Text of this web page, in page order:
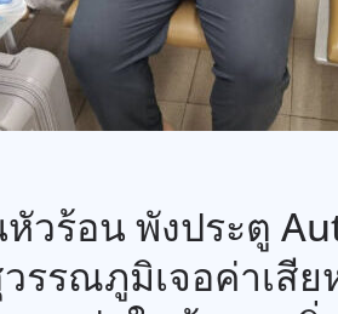
วร้อน พังประตู
รณภูมิเจอค่าเสีย